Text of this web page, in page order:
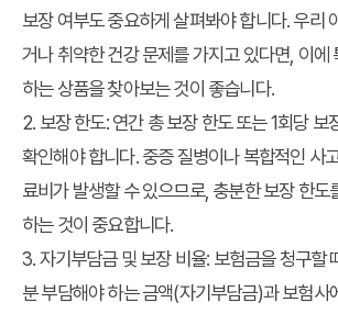
보장 여부도 중요하게 살펴봐야 합니다. 우리
거나 취약한 건강 문제를 가지고 있다면, 이에
하는 상품을 찾아보는 것이 좋습니다.
2. 보장 한도:연간 총 보장 한도 또는 1회당 보
확인해야 합니다. 중증 질병이나 복합적인 사
료비가 발생할 수 있으므로, 충분한 보장 한도
하는 것이 중요합니다.
3. 자기부담금 및 보장 비율: 보험금을 청구할
분 부담해야 하는 금액(자기부담금)과 보험사